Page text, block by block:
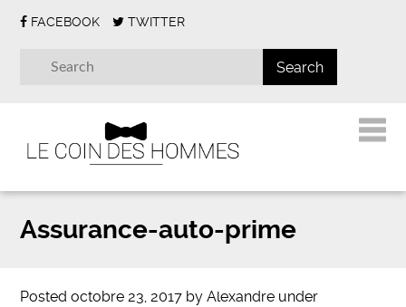
FACEBOOK TWITTER
Assurance-auto-prime
Postedoctobre 23, 2017 byAlexandre under